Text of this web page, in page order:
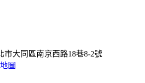
市大同區南京西路18巷8-2號
圖